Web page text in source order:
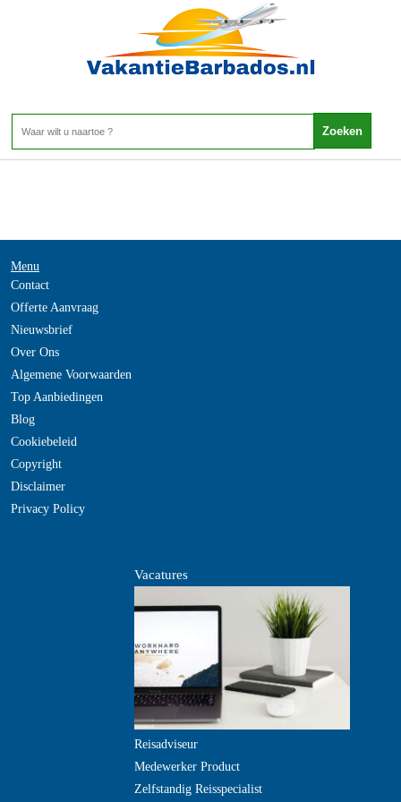
Home>
Menu
Contact
Offerte Aanvraag
Nieuwsbrief
Over Ons
Algemene Voorwaarden
Top Aanbiedingen
Blog
Cookiebeleid
Copyright
Disclaimer
Privacy Policy
Vacatures
Reisadviseur
Medewerker Product
Zelfstandig Reisspecialist